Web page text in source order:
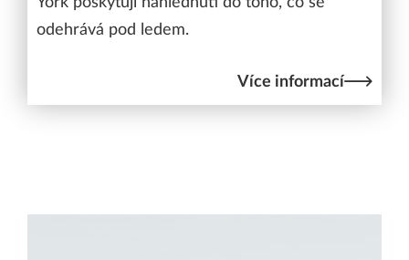
odehrává pod ledem.
Více informací